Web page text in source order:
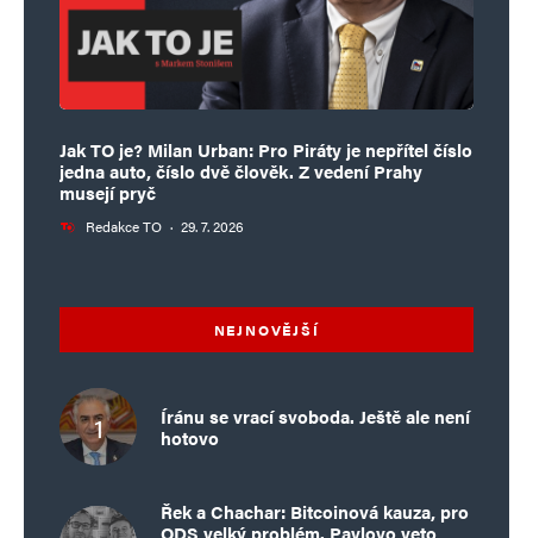
Jak TO je? Milan Urban: Pro Piráty je nepřítel číslo
jedna auto, číslo dvě člověk. Z vedení Prahy
musejí pryč
Redakce TO · 29. 7. 2026
NEJNOVĚJŠÍ
Íránu se vrací svoboda. Ještě ale není
hotovo
Řek a Chachar: Bitcoinová kauza, pro